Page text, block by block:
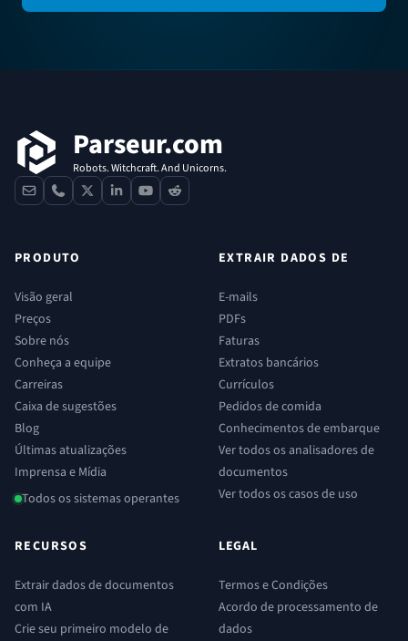
Parseur.com
Robots. Witchcraft. And Unicorns.
contactphone
x linkedinyoutube
reddit
PRODUTO
Visão geral
Preços
Sobre nós
Conheça a equipe
Carreiras
Caixa de sugestões
Blog
Últimas atualizações
Imprensa e Mídia
Todos os sistemas operantes
EXTRAIR DADOS DE
E-mails
PDFs
Faturas
Extratos bancários
Currículos
Pedidos de comida
Conhecimentos de embarque
Ver todos os analisadores de
documentos
Ver todos os casos de uso
RECURSOS
Extrair dados de documentos
com IA
Crie seu primeiro modelo de
LEGAL
Termos e Condições
Acordo de processamento de
dados